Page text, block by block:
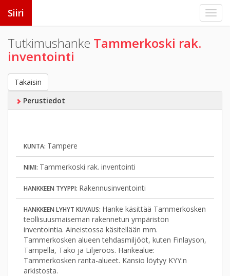
Siiri
Tutkimushanke Tammerkoski rak.
inventointi
Takaisin
Perustiedot
KUNTA: Tampere
NIMI: Tammerkoski rak. inventointi
HANKKEEN TYYPPI: Rakennusinventointi
HANKKEEN LYHYT KUVAUS: Hanke käsittää Tammerkosken
teollisuusmaiseman rakennetun ympäristön
inventointia. Aineistossa käsitellään mm.
Tammerkosken alueen tehdasmiljööt, kuten Finlayson,
Tampella, Tako ja Liljeroos. Hankealue:
Tammerkosken ranta-alueet. Kansio löytyy KYY:n
arkistosta.